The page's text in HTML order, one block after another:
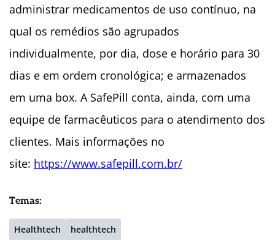
administrar medicamentos de uso contínuo, na
qual os remédios são agrupados
individualmente, por dia, dose e horário para 30
dias e em ordem cronológica; e armazenados
em uma box. A SafePill conta, ainda, com uma
equipe de farmacêuticos para o atendimento dos
clientes. Mais informações no
site: https://www.safepill.com.br/
Temas:
Healthtech healthtech